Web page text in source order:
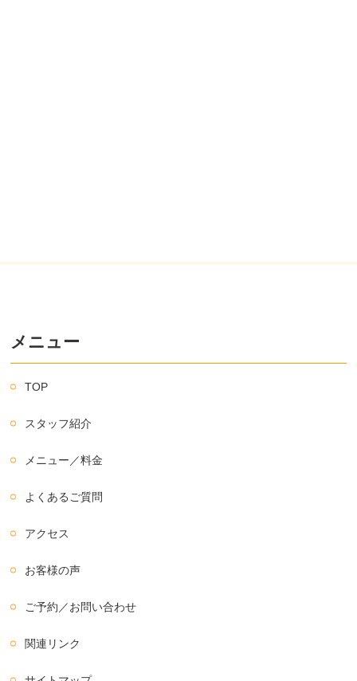
メニュー
TOP
スタッフ紹介
メニュー／料金
よくあるご質問
アクセス
お客様の声
ご予約／お問い合わせ
関連リンク